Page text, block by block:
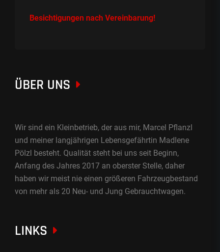
Besichtigungen nach Vereinbarung!
ÜBER UNS
Wir sind ein Kleinbetrieb, der aus mir, Marcel Pflanzl
und meiner langjährigen Lebensgefährtin Madlene
Pölzl besteht. Qualität steht bei uns seit Beginn,
Anfang des Jahres 2017 an oberster Stelle, daher
haben wir meist nie einen größeren Fahrzeugbestand
von mehr als 20 Neu- und Jung Gebrauchtwagen.
LINKS